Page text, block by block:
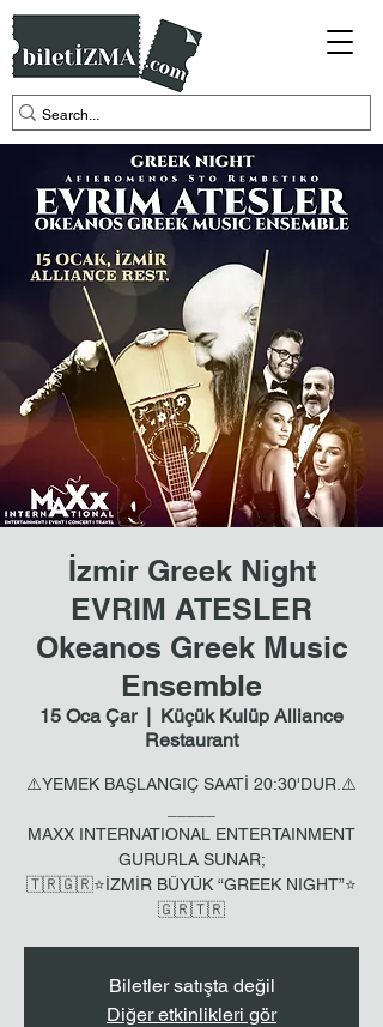
İzmir Greek Night
EVRIM ATESLER
Okeanos Greek Music
Ensemble
15 Oca Çar
  |
Küçük Kulüp Alliance
Restaurant
⚠️YEMEK BAŞLANGIÇ SAATİ 20:30'DUR.⚠️
MAXX INTERNATIONAL ENTERTAINMENT
GURURLA SUNAR;
🇹🇷🇬🇷⭐İZMİR BÜYÜK “GREEK NIGHT”⭐
🇬🇷🇹🇷
Biletler satışta değil
Diğer etkinlikleri gör